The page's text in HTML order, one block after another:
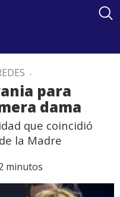
.
para
dama
que coincidió
la Madre
minutos